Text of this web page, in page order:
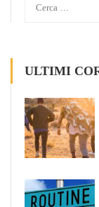
ULTIMI